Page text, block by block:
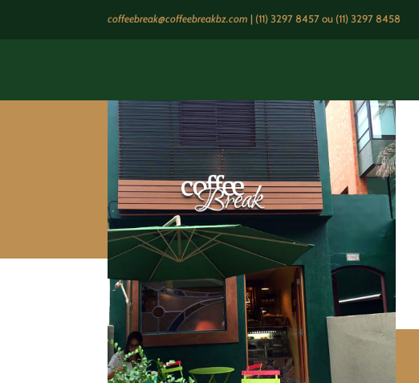
coffeebreak@coffeebreakbz.com | (11) 3297 8457ou (11) 3297 8458